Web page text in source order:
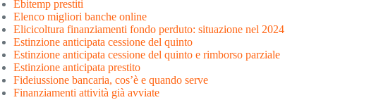
Ebitemp prestiti
Elenco migliori banche online
Elicicoltura finanziamenti fondo perduto: situazione nel 2024
Estinzione anticipata cessione del quinto
Estinzione anticipata cessione del quinto e rimborso parziale
Estinzione anticipata prestito
Fideiussione bancaria, cos’è e quando serve
Finanziamenti attività già avviate